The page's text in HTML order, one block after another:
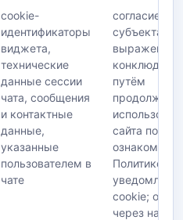
cookie-
идентификаторы
виджета,
технические
данные сессии
чата, сообщения
и контактные
данные,
указанные
пользователем в
чате
согласие
субъекта,
выраженное
путём
сайта после
Политикой и
cookie;
через